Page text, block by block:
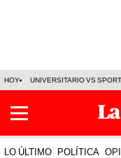
HOY UNIVERSITARIO VS
LO ÚLTIMO POLÍTICA